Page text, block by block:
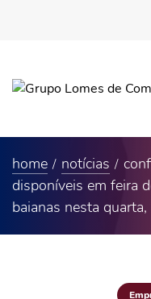
home notícias
disponíveis em feira
baianas nesta